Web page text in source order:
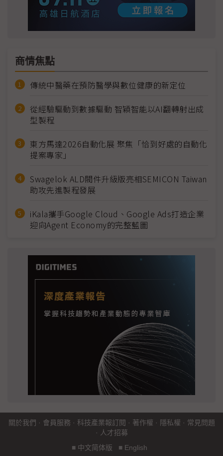
商情焦點
傳統中醫藥在預防醫學與數位健康的新定位
從經驗驅動到數據驅動 智穎智能以AI翻轉射出成
型製程
東方馬達2026自動化展 聚焦「恰到好處的自動化
提案專家」
Swagelok ALD閥件升級版亮相SEMICON Taiwan
助攻先進製程發展
iKala攜手Google Cloud、Google Ads打造企業
迎向Agent Economy的完整藍圖
關於我們 · 會員服務 · 科技產業報訂閱 · 著作權 · 隱私權 · 常見問題
· 人才招募
■ 中文简体版 ■ English